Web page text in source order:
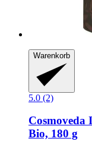
Warenkorb
5.0 (2)
Cosmoveda
Bio, 180 g